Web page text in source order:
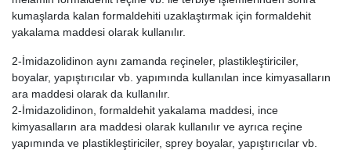
kumaşlarda kalan formaldehiti uzaklaştırmak için formaldehit
yakalama maddesi olarak kullanılır.
2-İmidazolidinon aynı zamanda reçineler, plastikleştiriciler,
boyalar, yapıştırıcılar vb. yapımında kullanılan ince kimyasalların
ara maddesi olarak da kullanılır.
2-İmidazolidinon, formaldehit yakalama maddesi, ince
kimyasalların ara maddesi olarak kullanılır ve ayrıca reçine
yapımında ve plastikleştiriciler, sprey boyalar, yapıştırıcılar vb.